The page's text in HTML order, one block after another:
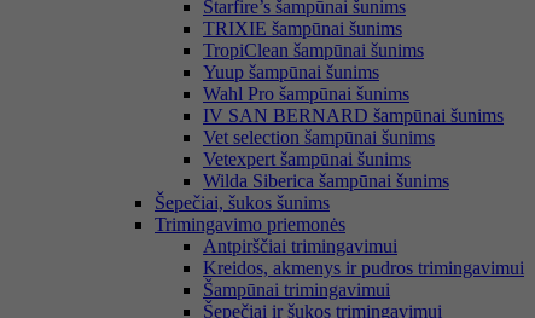
Starfire’s šampūnai šunims
TRIXIE šampūnai šunims
TropiClean šampūnai šunims
Yuup šampūnai šunims
Wahl Pro šampūnai šunims
IV SAN BERNARD šampūnai šunims
Vet selection šampūnai šunims
Vetexpert šampūnai šunims
Wilda Siberica šampūnai šunims
Šepečiai, šukos šunims
Trimingavimo priemonės
Antpirščiai trimingavimui
Kreidos, akmenys ir pudros trimingavimui
Šampūnai trimingavimui
Šepečiai ir šukos trimingavimui